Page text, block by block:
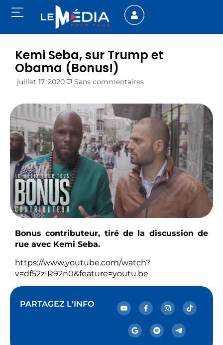
Kemi Seba, sur Trump et
Obama (Bonus!)
juillet 17, 2020 Sans commentaires
Bonus contributeur, tiré de la discussion de
rue avec Kemi Seba.
https://www.youtube.com/watch?
v=df52zIR92n0&feature=youtu.be
PARTAGEZ L'INFO